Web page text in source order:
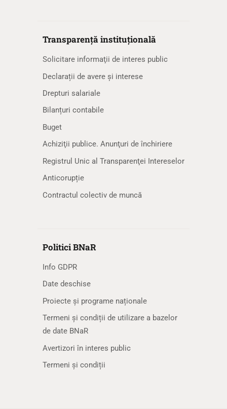
Transparență instituțională
Solicitare informaţii de interes public
Declarații de avere și interese
Drepturi salariale
Bilanțuri contabile
Buget
Achiziţii publice. Anunţuri de închiriere
Registrul Unic al Transparenţei Intereselor
Anticorupție
Contractul colectiv de muncă
Politici BNaR
Info GDPR
Date deschise
Proiecte și programe naționale
Termeni și condiții de utilizare a bazelor
de date BNaR
Avertizori în interes public
Termeni și condiții